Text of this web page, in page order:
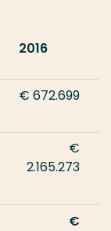
2016
€ 672.699
€
2.165.273
€